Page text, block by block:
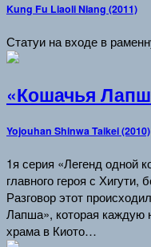
Kung Fu Liaoli Niang (2011)
Статуи на входе в
«Кошачья
Yojouhan Shinwa Taikei (2010)
1я серия «Легенд одной
главного героя с Хигути,
Разговор этот
Лапша», которая каждую
храма в Киото…